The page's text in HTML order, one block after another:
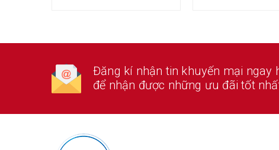
Đăng kí nhận tin khuyến mại ngay
để nhận được những ưu đãi tốt